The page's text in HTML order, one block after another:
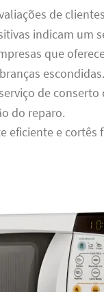
de
indicam um
que
escondidas.
de
do reparo.
eficiente e cortês